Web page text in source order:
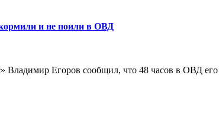
кормили и не поили в ОВД
Егоров сообщил, что 48 часов в ОВД его